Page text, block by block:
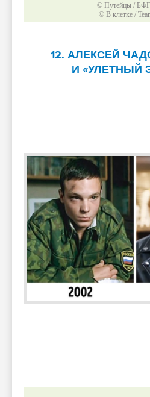
© Путейцы /
© В клетке /
12. АЛЕКСЕЙ
И «УЛЕТНЫЙ